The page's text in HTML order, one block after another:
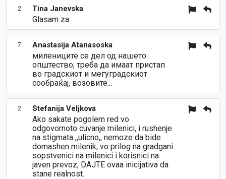
2 Tina Janevska
Glasam za
7 Anastasija Atanasoska
милениците се дел од нашето
општество, треба да имаат пристап
во градскиот и мегуградскиот
сообраќај, возовите...
2 Stefanija Veljkova
Ako sakate pogolem red vo
odgovornoto cuvanje milenici, i rushenje
na stigmata ,,ulicno,, nemoze da bide
domashen milenik, vo prilog na gradgani
sopstvenici na milenici i korisnici na
javen prevoz, DAJTE ovaa inicijativa da
stane realnost.